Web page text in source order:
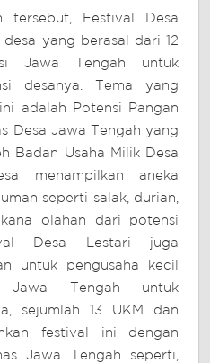
tersebut, Festival Desa
yang berasal dari 12
Jawa Tengah untuk
desanya. Tema yang
adalah Potensi Pangan
Desa Jawa Tengah yang
Badan Usaha Milik Desa
menampilkan aneka
seperti salak, durian,
olahan dari potensi
Desa Lestari juga
untuk pengusaha kecil
Jawa Tengah untuk
sejumlah 13 UKM dan
festival ini dengan
Jawa Tengah seperti,